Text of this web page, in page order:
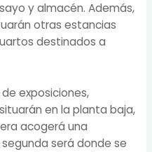
y almacén. Además,
otras estancias
destinados a
exposiciones,
en la planta baja,
acogerá una
será donde se